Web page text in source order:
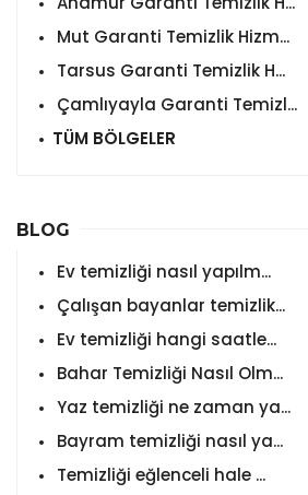
Mut Garanti Temizlik Hizm...
Tarsus Garanti Temizlik H...
Çamlıyayla Garanti Temizl...
TÜM BÖLGELER
BLOG
Ev temizliği nasıl yapılm...
Çalışan bayanlar temizlik...
Ev temizliği hangi saatle...
Bahar Temizliği Nasıl Olm...
Yaz temizliği ne zaman ya...
Bayram temizliği nasıl ya...
Temizliği eğlenceli hale ...